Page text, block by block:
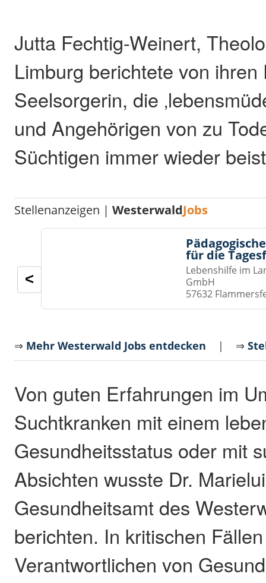
Jutta Fechtig-Weinert,
Limburg berichtete von
Seelsorgerin, die
und Angehörigen von zu
Süchtigen immer wieder
Stellenanzeigen |WesterwaldJobs
für die
Lebenshilfe im
GmbH
57632
<
⇒ Mehr Westerwald Jobs entdecken | ⇒
Von guten Erfahrungen im
Suchtkranken mit einem
Gesundheitsstatus oder mit
Absichten wusste Dr.
Gesundheitsamt des
berichten. In kritischen
Verantwortlichen von